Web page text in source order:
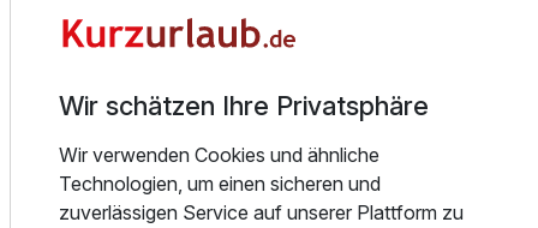
Unsere Seesauna: Direkt am Wasser gelegen, lockt nach
Beheizter Freiluft-Infinitypool: 26° | Finnische Sauna:
85°|Kräuter Sauna: 55°|Dampfbad: 45° bis 50°
SPA in der Villa: 14:00 bis 20:00; Seehäuschen mit
finnischer Sauna: 14:00 bis 20:00; Ruheraum: 9:00 bis
20:00; Beheizter Freiluft Infinitypool: 7:00 bis 20:00
Wir schätzen Ihre Privatsphäre
Wir verwenden Cookies und ähnliche
Technologien, um einen sicheren und
zuverlässigen Service auf unserer Plattform zu